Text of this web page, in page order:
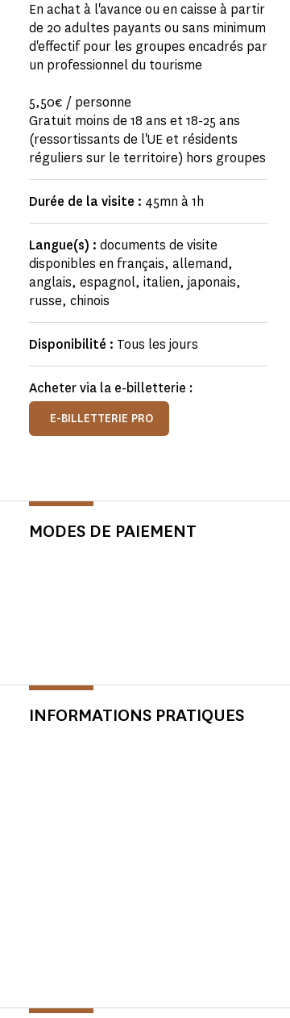
En achat à l'avance ou en caisse à partir
de 20 adultes payants ou sans minimum
d'effectif pour les groupes encadrés par
un professionnel du tourisme
5,50€ / personne
Gratuit moins de 18 ans et 18-25 ans
(ressortissants de l'UE et résidents
réguliers sur le territoire) hors groupes
Durée de la visite : 45mn à 1h
Langue(s) : documents de visite
disponibles en français, allemand,
anglais, espagnol, italien, japonais,
russe, chinois
Disponibilité : Tous les jours
Acheter via la e-billetterie :
E-BILLETTERIE PRO
MODES DE PAIEMENT
INFORMATIONS PRATIQUES